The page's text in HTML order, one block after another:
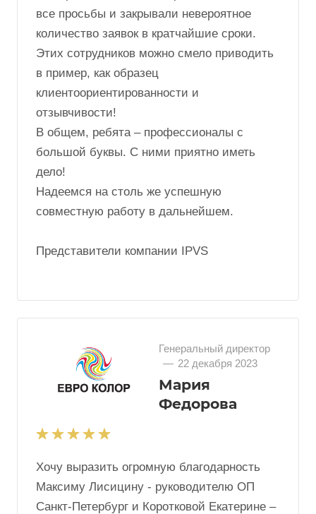
Особую благодарность по итогам декабря
2023 г. (традиционно самого "горячего"
месяца в году) хочется выразить
Нурписову Асылбеку и Севрюкову
Дмитрию. Они самоотверженно выполняли
все просьбы и закрывали невероятное
количество заявок в кратчайшие сроки.
Этих сотрудников можно смело приводить
в пример, как образец
клиентоориентированности и
отзывчивости!
большой буквы. С ними приятно иметь
совместную работу в дальнейшем.
Представители компании IPVS
Мария
Федорова